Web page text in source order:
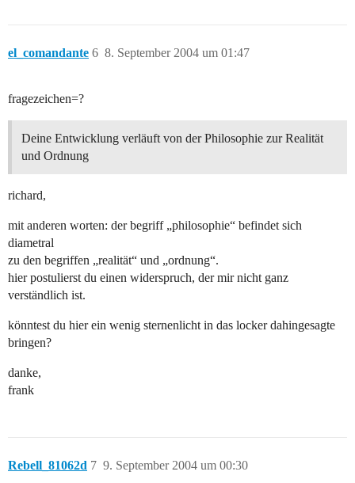
el_comandante 8. September 2004 um 01:47
6
fragezeichen=?
Deine Entwicklung verläuft von der Philosophie zur Realität
und Ordnung
richard,
mit anderen worten: der begriff „philosophie“ befindet sich
diametral
zu den begriffen „realität“ und „ordnung“.
hier postulierst du einen widerspruch, der mir nicht ganz
verständlich ist.
könntest du hier ein wenig sternenlicht in das locker dahingesagte
bringen?
danke,
frank
Rebell_81062d 9. September 2004 um 00:30
7